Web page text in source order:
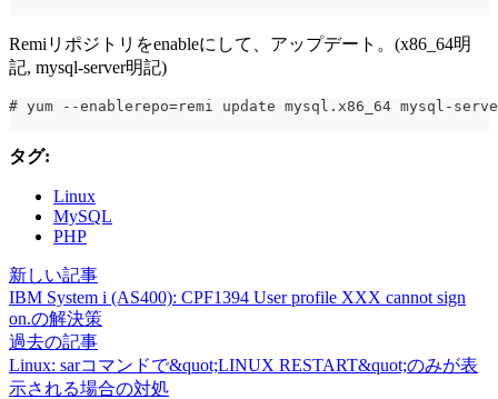
Remiリポジトリをenableにして、アップデート。(x86_64明
記, mysql-server明記)
# yum --enablerepo=remi update mysql.x86_64 mysql-
タグ:
Linux
MySQL
PHP
新しい記事
IBM System i (AS400): CPF1394 User profile XXX cannot sign
on.の解決策
過去の記事
Linux: sarコマンドで&quot;LINUX RESTART&quot;のみが表
示される場合の対処